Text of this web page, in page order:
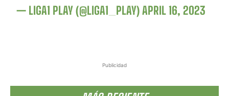
Publicidad
— LIGA1 PLAY (@LIGA1_PLAY)APRIL 16, 2023